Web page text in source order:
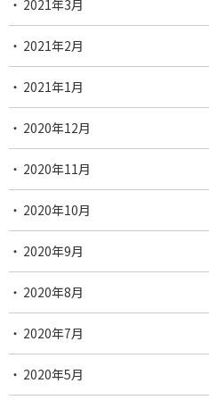
2021年3月
2021年2月
2021年1月
2020年12月
2020年11月
2020年10月
2020年9月
2020年8月
2020年7月
2020年5月